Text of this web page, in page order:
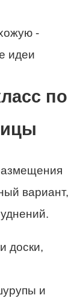
по
вариант,
доски,
и